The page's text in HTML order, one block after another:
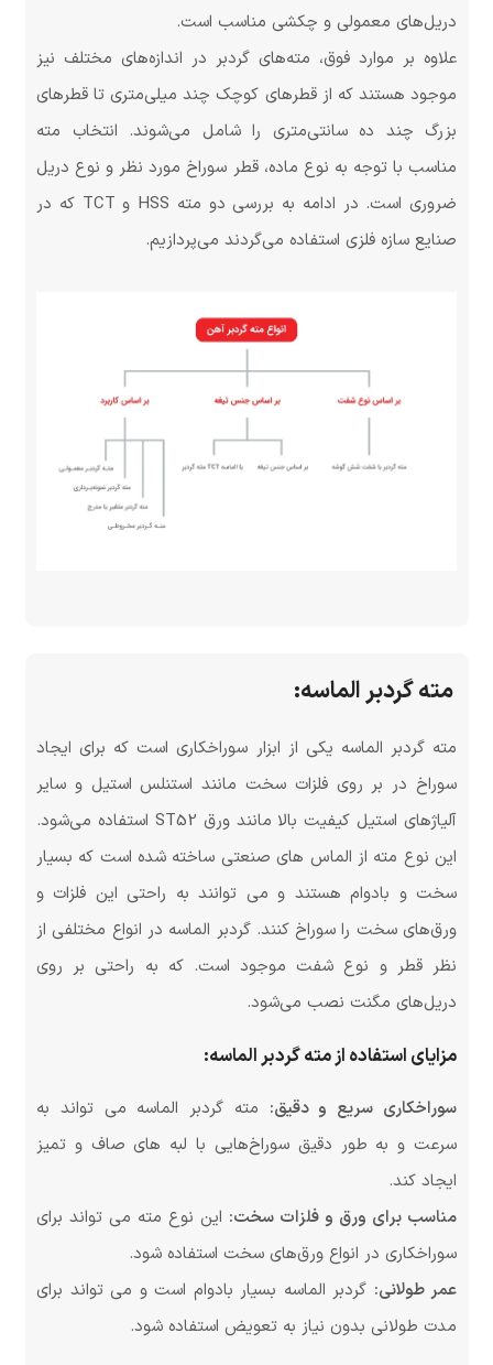
دریل‌های معمولی و چکشی مناسب است.
علاوه بر موارد فوق، مته‌های گردبر در اندازه‌های مختلف نیز
موجود هستند که از قطرهای کوچک چند میلی‌متری تا قطرهای
بزرگ چند ده سانتی‌متری را شامل می‌شوند. انتخاب مته
مناسب با توجه به نوع ماده، قطر سوراخ مورد نظر و نوع دریل
ضروری است. در ادامه به بررسی دو مته HSS و TCT که در
صنایع سازه فلزی استفاده می‌گردند می‌پردازیم.
مته گردبر الماسه:
مته گردبر الماسه یکی از ابزار سوراخکاری است که برای ایجاد
سوراخ در بر روی فلزات سخت مانند استنلس استیل و سایر
آلیاژهای استیل کیفیت بالا مانند ورق ST52 استفاده می‌شود.
این نوع مته از الماس های صنعتی ساخته شده است که بسیار
سخت و بادوام هستند و می توانند به راحتی این فلزات و
ورق‌های سخت را سوراخ کنند. گردبر الماسه در انواع مختلفی از
نظر قطر و نوع شفت موجود است. که به راحتی بر روی
دریل‌های مگنت نصب می‌شود.
مزایای استفاده از مته گردبر الماسه:
سوراخکاری سریع و دقیق: مته گردبر الماسه می تواند به
سرعت و به طور دقیق سوراخ‌هایی با لبه های صاف و تمیز
ایجاد کند.
مناسب برای ورق و فلزات سخت: این نوع مته می تواند برای
سوراخکاری در انواع ورق‌های سخت استفاده شود.
عمر طولانی: گردبر الماسه بسیار بادوام است و می تواند برای
مدت طولانی بدون نیاز به تعویض استفاده شود.